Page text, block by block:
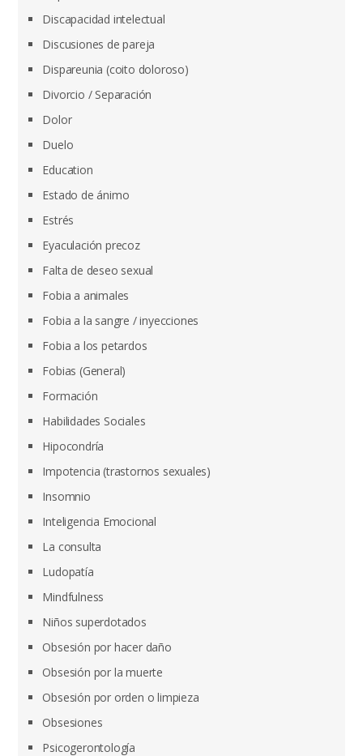
Discapacidad intelectual
Discusiones de pareja
Dispareunia (coito doloroso)
Divorcio / Separación
Dolor
Duelo
Education
Estado de ánimo
Estrés
Eyaculación precoz
Falta de deseo sexual
Fobia a animales
Fobia a la sangre / inyecciones
Fobia a los petardos
Fobias (General)
Formación
Habilidades Sociales
Hipocondría
Impotencia (trastornos sexuales)
Insomnio
Inteligencia Emocional
La consulta
Ludopatía
Mindfulness
Niños superdotados
Obsesión por hacer daño
Obsesión por la muerte
Obsesión por orden o limpieza
Obsesiones
Psicogerontología